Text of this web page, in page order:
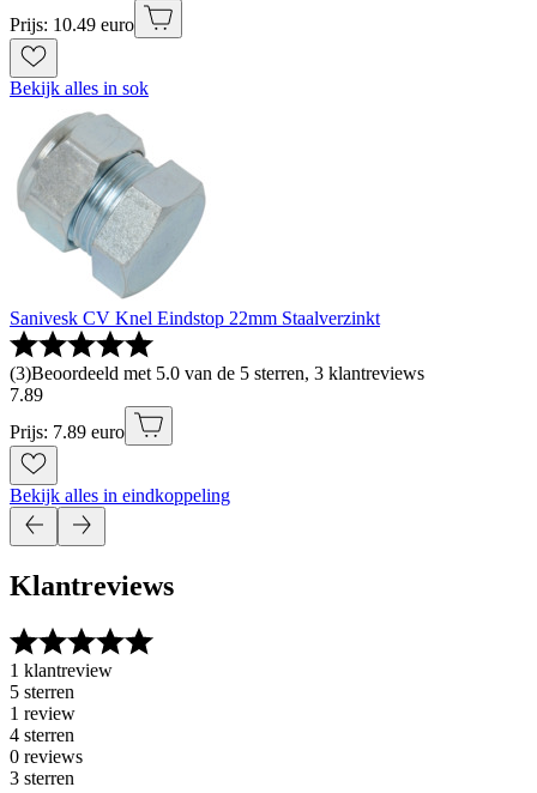
Prijs: 10.49 euro
Bekijk alles in sok
Sanivesk CV Knel Eindstop 22mm Staalverzinkt
(3)Beoordeeld met 5.0 van de 5 sterren, 3 klantreviews
7.89
Prijs: 7.89 euro
Bekijk alles in eindkoppeling
Klantreviews
1 klantreview
5 sterren
1 review
4 sterren
0 reviews
3 sterren